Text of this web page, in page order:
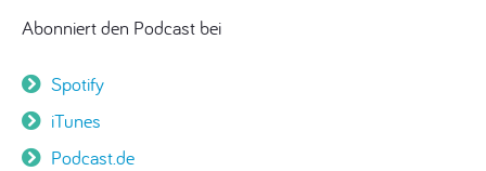
Abonniert den Podcast bei
Spotify
iTunes
Podcast.de